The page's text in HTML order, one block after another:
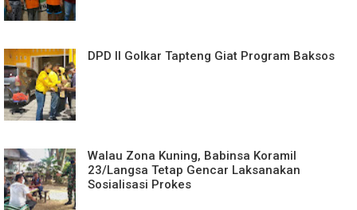
DPD II Golkar Tapteng Giat Program Baksos
Walau Zona Kuning, Babinsa Koramil
23/Langsa Tetap Gencar Laksanakan
Sosialisasi Prokes